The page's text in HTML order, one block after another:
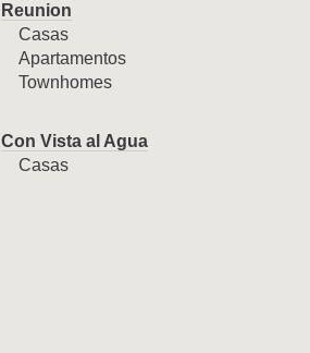
Reunion
Casas
Apartamentos
Townhomes
Con Vista al Agua
Casas